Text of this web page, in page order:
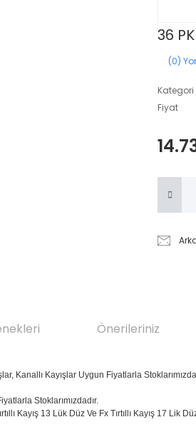
36
(0)
Kategori
Fiyat
Önerileriniz
Kanallı Kayışlar Uygun Fiyatlarla
Stoklarımızdadır.
Kayış 13 Lük Düz Ve Fx Tırtıllı Kayış 17 Lik